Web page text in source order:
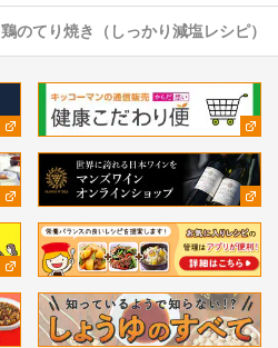
鶏のてり焼き（しっかり減塩レシピ）